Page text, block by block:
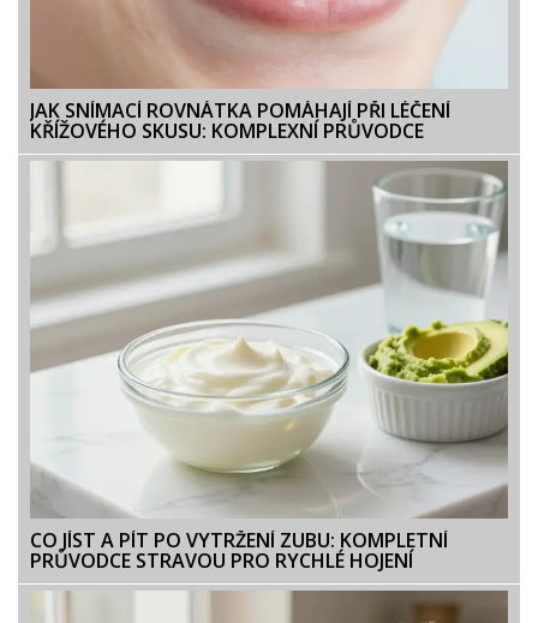
JAK SNÍMACÍ ROVNÁTKA POMÁHAJÍ PŘI LÉČENÍ
KŘÍŽOVÉHO SKUSU: KOMPLEXNÍ PRŮVODCE
CO JÍST A PÍT PO VYTRŽENÍ ZUBU: KOMPLETNÍ
PRŮVODCE STRAVOU PRO RYCHLÉ HOJENÍ